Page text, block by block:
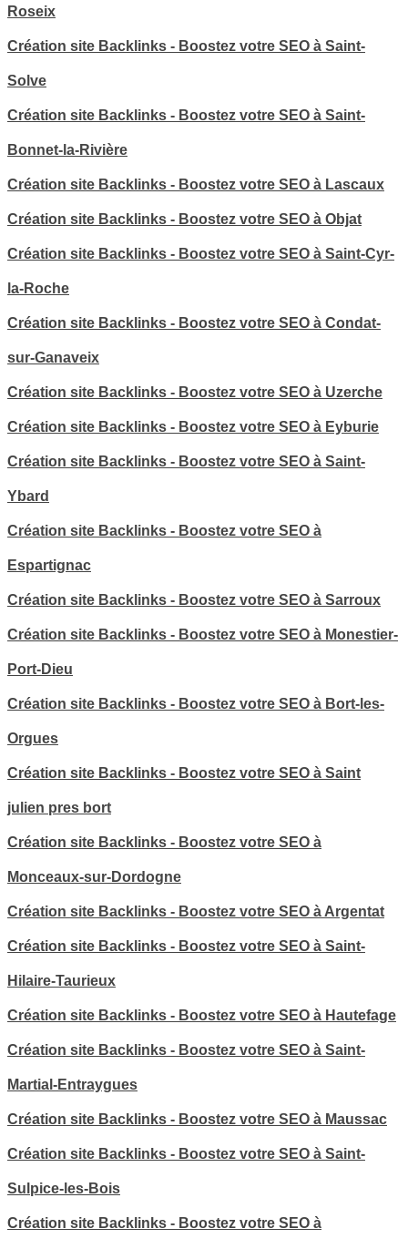
Roseix
Création site Backlinks - Boostez votre SEO à Saint-
Solve
Création site Backlinks - Boostez votre SEO à Saint-
Bonnet-la-Rivière
Création site Backlinks - Boostez votre SEO à Lascaux
Création site Backlinks - Boostez votre SEO à Objat
Création site Backlinks - Boostez votre SEO à Saint-Cyr-
la-Roche
Création site Backlinks - Boostez votre SEO à Condat-
sur-Ganaveix
Création site Backlinks - Boostez votre SEO à Uzerche
Création site Backlinks - Boostez votre SEO à Eyburie
Création site Backlinks - Boostez votre SEO à Saint-
Ybard
Création site Backlinks - Boostez votre SEO à
Espartignac
Création site Backlinks - Boostez votre SEO à Sarroux
Création site Backlinks - Boostez votre SEO à Monestier-
Port-Dieu
Création site Backlinks - Boostez votre SEO à Bort-les-
Orgues
Création site Backlinks - Boostez votre SEO à Saint
julien pres bort
Création site Backlinks - Boostez votre SEO à
Monceaux-sur-Dordogne
Création site Backlinks - Boostez votre SEO à Argentat
Création site Backlinks - Boostez votre SEO à Saint-
Hilaire-Taurieux
Création site Backlinks - Boostez votre SEO à Hautefage
Création site Backlinks - Boostez votre SEO à Saint-
Martial-Entraygues
Création site Backlinks - Boostez votre SEO à Maussac
Création site Backlinks - Boostez votre SEO à Saint-
Sulpice-les-Bois
Création site Backlinks - Boostez votre SEO à